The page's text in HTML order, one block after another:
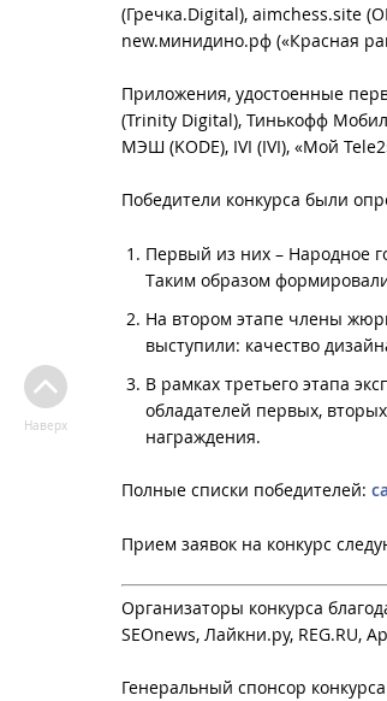
(Гречка.Digital), aimchess.site
new.минидино.рф («Красная
Приложения, удостоенные
(Trinity Digital), Тинькофф
МЭШ (KODE), IVI (IVI), «Мой
Победители конкурса были
Первый из них – Народное
Таким образом
На втором этапе члены
выступили: качество
В рамках третьего этапа
обладателей первых,
награждения.
Полные списки победителей:
Прием заявок на конкурс
Организаторы конкурса
SEOnews, Лайкни.ру, REG.RU,
Генеральный спонсор
Наверх